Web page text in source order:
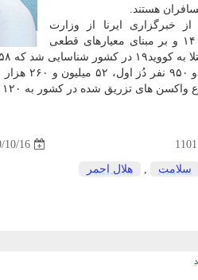
خبرگزاری ایرنا از وزارت
، تا روز سه شنبه ۱۴ دیماه ۱۴۰۰ و بر مبنای معیارهای قطعی
در کشور به ۱۲۰ میلیون و ۹۷۱ هزار و ۲۴۴ دُز رسیده است.
1101
10/16
سلامت هلال احمر